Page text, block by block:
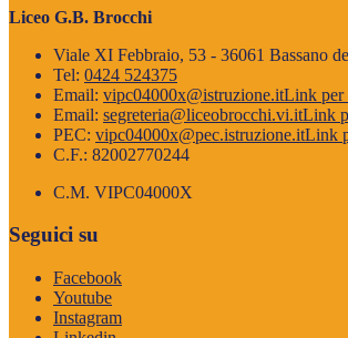
Liceo G.B. Brocchi
Viale XI Febbraio, 53 - 36061 Bassano
Tel: 0424 524375
Email: vipc04000x@istruzione.itLink per
Email: segreteria@liceobrocchi.vi.itLink
PEC: vipc04000x@pec.istruzione.itLink
C.F.: 82002770244
C.M. VIPC04000X
Seguici su
Facebook
Youtube
Instagram